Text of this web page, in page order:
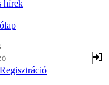
Regisztráció